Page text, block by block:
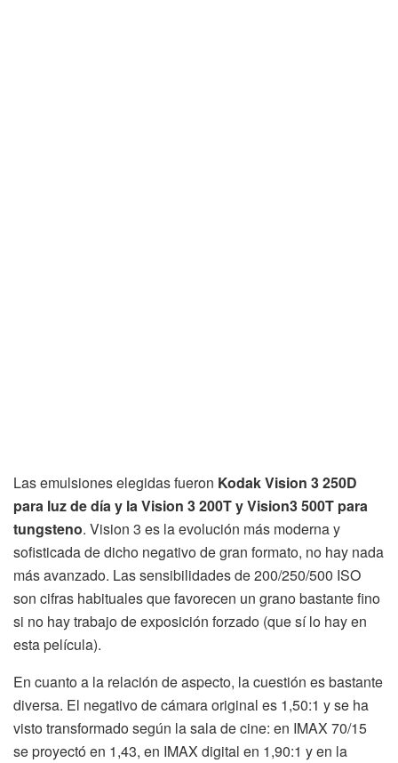
Las emulsiones elegidas fueron Kodak Vision 3 250D
para luz de día y la Vision 3 200T y Vision3 500T para
tungsteno. Vision 3 es la evolución más moderna y
sofisticada de dicho negativo de gran formato, no hay nada
más avanzado. Las sensibilidades de 200/250/500 ISO
son cifras habituales que favorecen un grano bastante fino
si no hay trabajo de exposición forzado (que sí lo hay en
esta película).
En cuanto a la relación de aspecto, la cuestión es bastante
diversa. El negativo de cámara original es 1,50:1 y se ha
visto transformado según la sala de cine: en IMAX 70/15
se proyectó en 1,43, en IMAX digital en 1,90:1 y en la